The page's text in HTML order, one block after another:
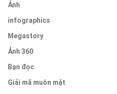
Ảnh
infographics
Megastory
Ảnh 360
Bạn đọc
Giải mã muôn mặt